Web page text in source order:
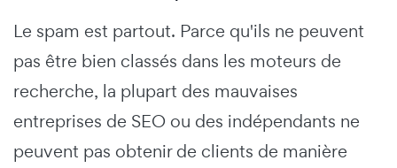
Le spam est partout. Parce qu'ils ne peuvent
pas être bien classés dans les moteurs de
recherche, la plupart des mauvaises
entreprises de SEO ou des indépendants ne
peuvent pas obtenir de clients de manière